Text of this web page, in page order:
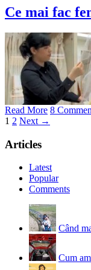
Ce mai fac
Read More 8
1 2 Next →
Articles
Latest
Popular
Comments
Când
Cum